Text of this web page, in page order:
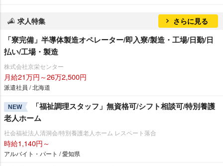
求人特集 さらに見る
「寮完備」半導体製造オペレーター/即入寮/製造・工場/日勤/日
払い/工場・製造
株式会社京栄センター
月給21万円～26万2,500円
派遣社員 / 北海道
NEW
「福祉調理スタッフ」無資格可/シフト相談可/特別養護
老人ホーム
社会福祉法人清洞会/特別養護老人ホーム レスペート落合
時給1,140円～
アルバイト・パート / 愛知県